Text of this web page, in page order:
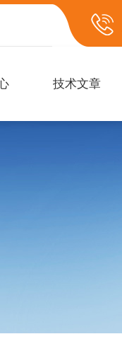
技术文章